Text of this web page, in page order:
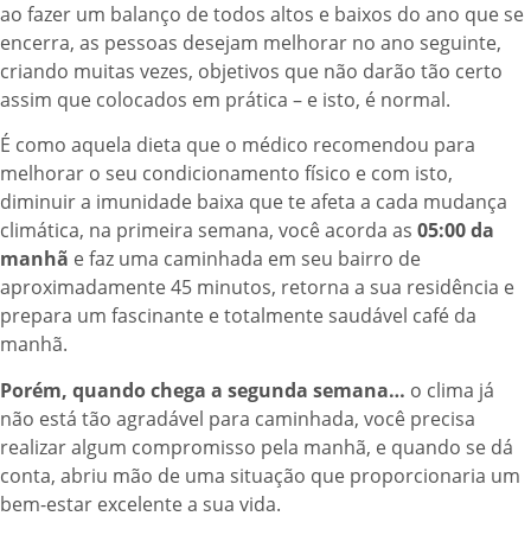
ao fazer um balanço de todos altos e baixos do ano que se
encerra, as pessoas desejam melhorar no ano seguinte,
criando muitas vezes, objetivos que não darão tão certo
assim que colocados em prática – e isto, é normal.
É como aquela dieta que o médico recomendou para
melhorar o seu condicionamento físico e com isto,
diminuir a imunidade baixa que te afeta a cada mudança
climática, na primeira semana, você acorda as 05:00 da
manhã e faz uma caminhada em seu bairro de
aproximadamente 45 minutos, retorna a sua residência e
prepara um fascinante e totalmente saudável café da
manhã.
Porém, quando chega a segunda semana… o clima já
não está tão agradável para caminhada, você precisa
realizar algum compromisso pela manhã, e quando se dá
conta, abriu mão de uma situação que proporcionaria um
bem-estar excelente a sua vida.